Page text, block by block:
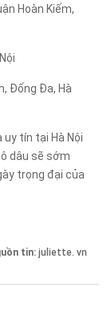
Hoàn Kiếm,
Đống Đa, Hà
tín tại Hà Nội
dâu sẽ sớm
trọng đại của
tin: juliette. vn